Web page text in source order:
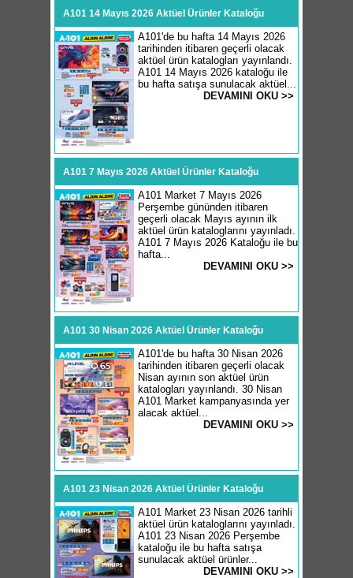
A101 14 Mayıs 2026 Aktüel Ürünler Kataloğu
A101'de bu hafta 14 Mayıs 2026
tarihinden itibaren geçerli olacak
aktüel ürün katalogları yayınlandı.
A101 14 Mayıs 2026 kataloğu ile
bu hafta satışa sunulacak aktüel...
DEVAMINI OKU >>
A101 7 Mayıs 2026 Aktüel Ürünler Kataloğu
A101 Market 7 Mayıs 2026
Perşembe gününden itibaren
geçerli olacak Mayıs ayının ilk
aktüel ürün kataloglarını yayınladı.
A101 7 Mayıs 2026 Kataloğu ile bu
hafta...
DEVAMINI OKU >>
A101 30 Nisan 2026 Aktüel Ürünler Kataloğu
A101'de bu hafta 30 Nisan 2026
tarihinden itibaren geçerli olacak
Nisan ayının son aktüel ürün
katalogları yayınlandı. 30 Nisan
A101 Market kampanyasında yer
alacak aktüel...
DEVAMINI OKU >>
A101 23 Nisan 2026 Aktüel Ürünler Kataloğu
A101 Market 23 Nisan 2026 tarihli
aktüel ürün kataloglarını yayınladı.
A101 23 Nisan 2026 Perşembe
kataloğu ile bu hafta satışa
sunulacak aktüel ürünler...
DEVAMINI OKU >>